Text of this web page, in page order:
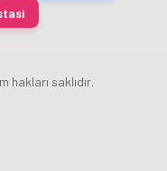
saklıdır.